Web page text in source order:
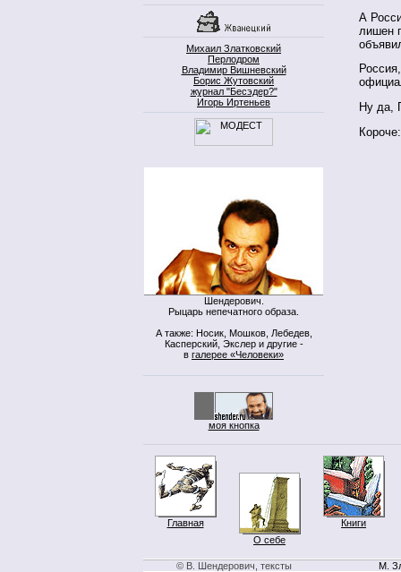
Михаил Златковский
Перлодром
Владимир Вишневский
Борис Жутовский
журнал "Бесэдер?"
Игорь Иртеньев
Шендерович.
Рыцарь непечатного образа.
А также: Носик, Мошков, Лебедев,
Касперский, Экслер и другие -
в галерее «Человеки»
моя кнопка
А
лишен
Ну да,
Главная
О себе
Книги
© В. Шендерович, тексты М.